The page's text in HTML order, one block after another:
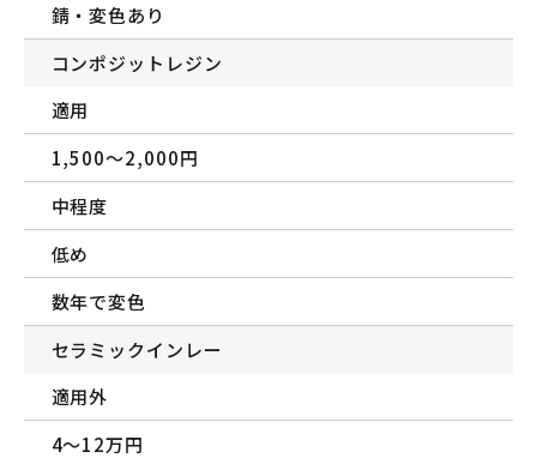
錆・変色あり
コンポジットレジン
適用
1,500〜2,000円
中程度
低め
数年で変色
セラミックインレー
適用外
4〜12万円